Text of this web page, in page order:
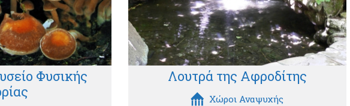
Φυσικής
Λουτρά της Αφροδίτης
Χώροι Αναψυχής